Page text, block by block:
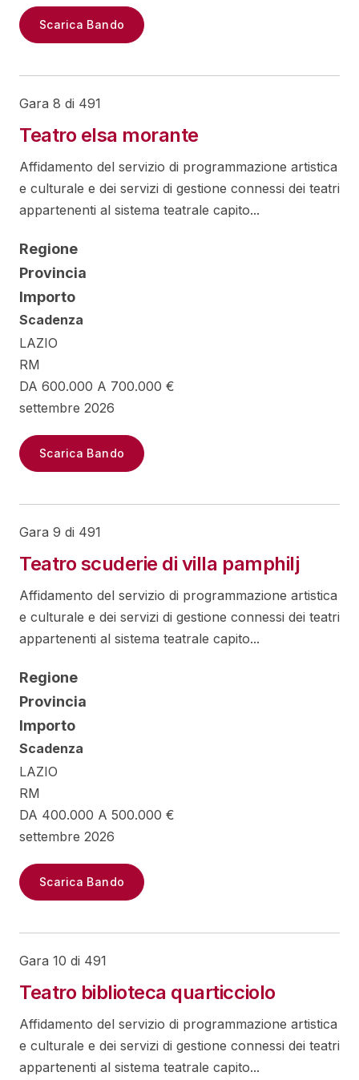
Scarica Bando
Gara 8 di 491
Teatro elsa morante
Affidamento del servizio di programmazione artistica
e culturale e dei servizi di gestione connessi dei teatri
appartenenti al sistema teatrale capito...
Regione
Provincia
Importo
Scadenza
LAZIO
RM
DA 600.000 A 700.000 €
settembre 2026
Scarica Bando
Gara 9 di 491
Teatro scuderie di villa pamphilj
Affidamento del servizio di programmazione artistica
e culturale e dei servizi di gestione connessi dei teatri
appartenenti al sistema teatrale capito...
Regione
Provincia
Importo
Scadenza
LAZIO
RM
DA 400.000 A 500.000 €
settembre 2026
Scarica Bando
Gara 10 di 491
Teatro biblioteca quarticciolo
Affidamento del servizio di programmazione artistica
e culturale e dei servizi di gestione connessi dei teatri
appartenenti al sistema teatrale capito...